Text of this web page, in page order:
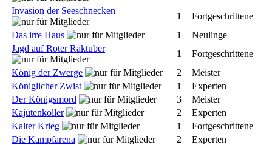
Invasion der Seeschnecken
1
Fortgeschrittene
Das irre Haus
1
Neulinge
Jagd auf Roter Raktuber
1
Fortgeschrittene
König der Zwerge
2
Meister
Königlicher Zwist
1
Experten
Der Königsmord
3
Meister
Kajütenkoller
2
Experten
Kalter Krieg
1
Fortgeschrittene
Die Kampfarena
2
Experten